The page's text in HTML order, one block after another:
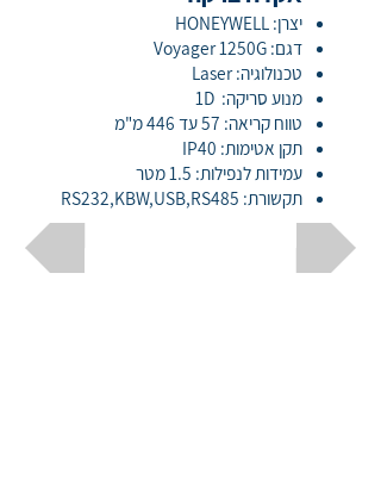
יצרן: HONEYWELL
דגם: Voyager 1250G
טכנולוגיה: Laser
מנוע סריקה: 1D
טווח קריאה: 57 עד 446 מ"מ
תקן אטימות: IP40
עמידות לנפילות: 1.5 מטר
תקשורת: RS232,KBW,USB,RS485